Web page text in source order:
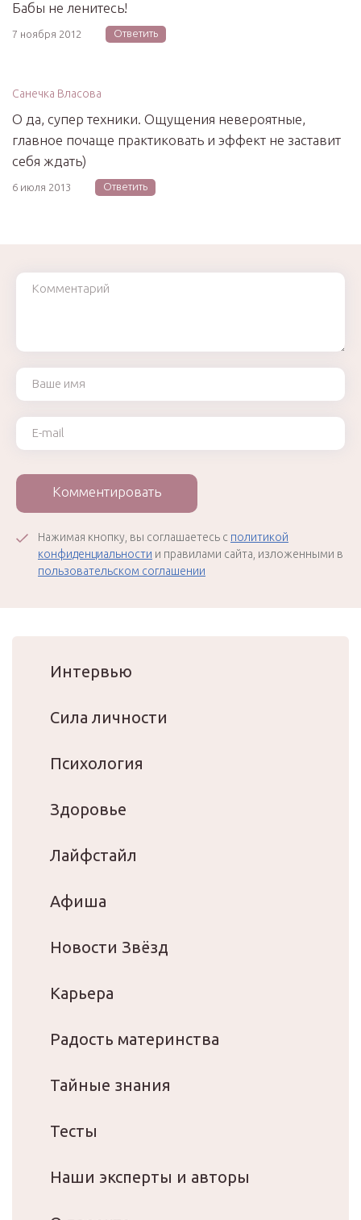
Бабы не ленитесь!
7 ноября 2012 Ответить
Санечка Власова
О да, супер техники. Ощущения невероятные,
главное почаще практиковать и эффект не заставит
себя ждать)
6 июля 2013 Ответить
Комментарий
Ваше имя
Ваш e-mail
Комментировать
Нажимая кнопку, вы соглашаетесь с политикой
конфиденциальности и правилами сайта, изложенными в
пользовательском соглашении
Интервью
Сила личности
Психология
Здоровье
Лайфстайл
Афиша
Новости Звёзд
Карьера
Радость материнства
Тайные знания
Тесты
Наши эксперты и авторы